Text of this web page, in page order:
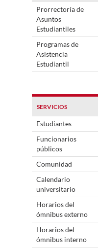
Prorrectoría de
Asuntos
Estudiantiles
Programas de
Asistencia
Estudiantil
SERVICIOS
Estudiantes
Funcionarios
públicos
Comunidad
Calendario
universitario
Horarios del
ómnibus externo
Horarios del
ómnibus interno